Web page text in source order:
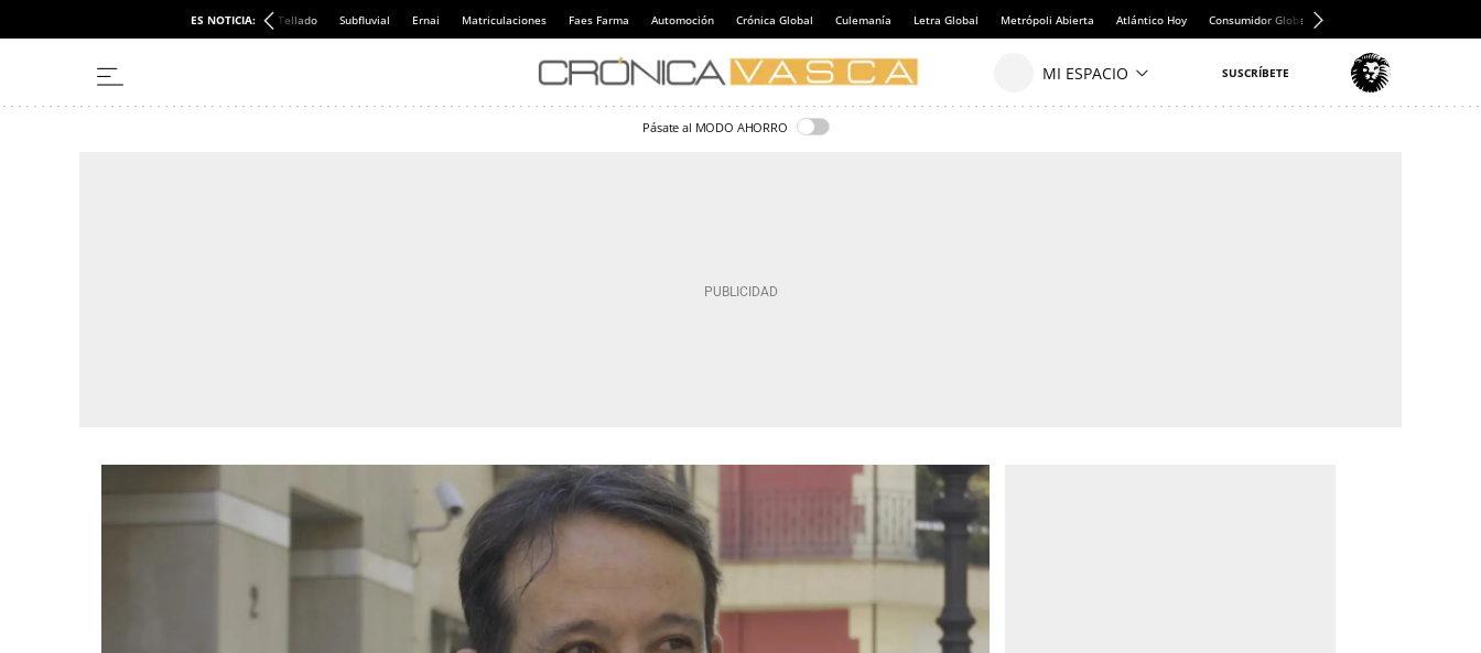
ES NOTICIA: Tellado Subfluvial Ernai Matriculaciones Faes Farma Automoción Crónica Global Culemanía Letra Global Metrópoli Abierta Atlántico Hoy Consumidor Global
Pásate al MODO AHORRO